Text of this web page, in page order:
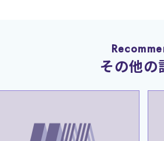
その他の